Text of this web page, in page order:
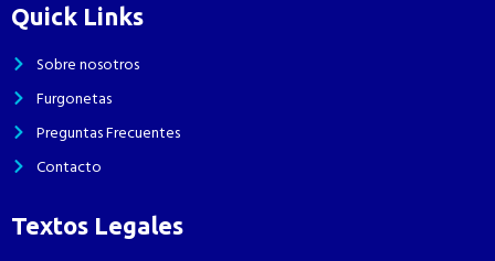
Quick Links
Sobre nosotros
Furgonetas
Preguntas Frecuentes
Contacto
Textos Legales